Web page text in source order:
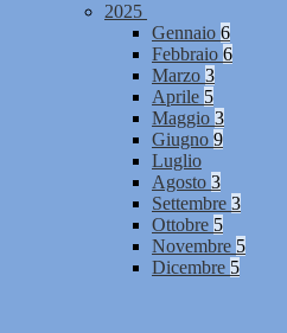
2025
Gennaio 6
Febbraio 6
Marzo 3
Aprile 5
Maggio 3
Giugno 9
Luglio
Agosto 3
Settembre 3
Ottobre 5
Novembre 5
Dicembre 5